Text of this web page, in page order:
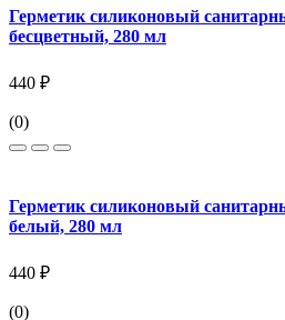
Герметик силиконовый
бесцветный, 280 мл
440 ₽
(0)
Герметик силиконовый
белый, 280 мл
440 ₽
(0)